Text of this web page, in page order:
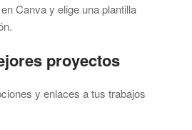
Canva y elige una plantilla
proyectos
y enlaces a tus trabajos